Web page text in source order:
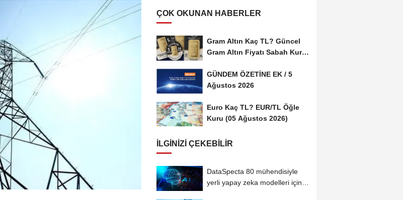
ÇOK OKUNAN HABERLER
Gram Altın Kaç TL? Güncel
Gram Altın Fiyatı Sabah Kuru
GÜNDEM ÖZETİNE EK / 5
Ağustos 2026
Euro Kaç TL? EUR/TL Öğle
Kuru (05 Ağustos 2026)
İLGINIZI ÇEKEBILIR
DataSpecta 80 mühendisiyle
yerli yapay zeka modelleri için